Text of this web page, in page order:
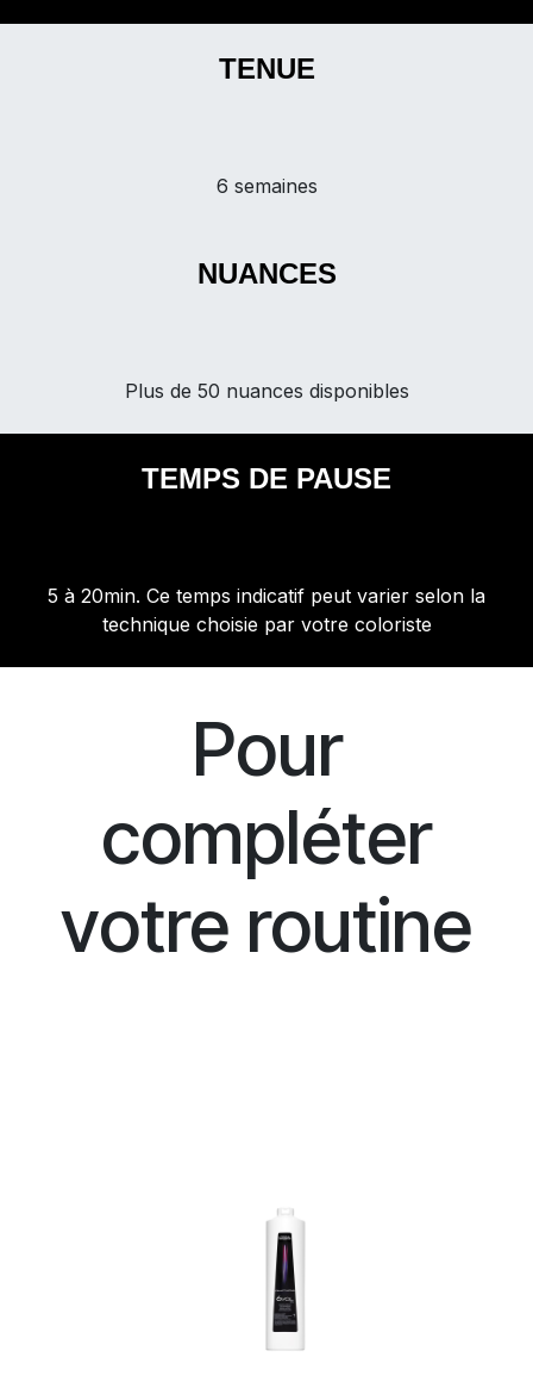
TENUE
6 semaines
NUANCES
Plus de 50 nuances disponibles
TEMPS DE PAUSE
5 à 20min. Ce temps indicatif peut varier selon la
technique choisie par votre coloriste
Pour
compléter
votre routine